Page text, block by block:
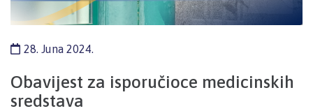
28. Juna 2024.
Obavijest za isporučioce medicinskih
sredstava